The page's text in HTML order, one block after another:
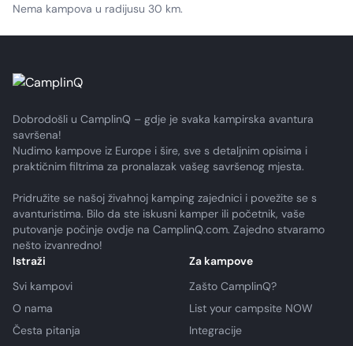
Nema kampova u radijusu 30 km.
Dobrodošli u CamplinQ – gdje je svaka kampirska avantura
savršena!
Nudimo kampove iz Europe i šire, sve s detaljnim opisima i
praktičnim filtrima za pronalazak vašeg savršenog mjesta.
Pridružite se našoj živahnoj kamping zajednici i povežite se s
avanturistima. Bilo da ste iskusni kamper ili početnik, vaše
putovanje počinje ovdje na CamplinQ.com. Zajedno stvaramo
nešto izvanredno!
Istraži
Svi kampovi
O nama
Česta pitanja
Za kampove
Zašto CamplinQ?
List your campsite NOW
Integracije